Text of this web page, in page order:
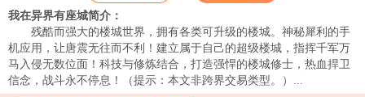
我在异界有座城简介：
残酷而强大的楼城世界，拥有各类可升级的楼城。神秘犀利的手
机应用，让唐震无往而不利！建立属于自己的超级楼城，指挥千军万
马入侵无数位面！科技与修炼结合，打造强悍的楼城修士，热血捍卫
信念，战斗永不停息！（提示：本文非跨界交易类型。）...